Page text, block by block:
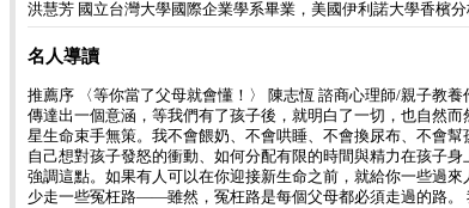
洪慧芳 國立台灣大學國際企業學系畢業，美國伊利諾大學香檳
名人導讀
推薦序 〈等你當了父母就會懂！〉 陳志恆 諮商心理師/親子教
傳達出一個意涵，等我們有了孩子後，就明白了一切，也自然
星生命束手無策。我不會餵奶、不會哄睡、不會換尿布、不會
自己想對孩子發怒的衝動、如何分配有限的時間與精力在孩子
強調這點。如果有人可以在你迎接新生命之前，就給你一些過
少走一些冤枉路——雖然，冤枉路是每個父母都必須走過的路。